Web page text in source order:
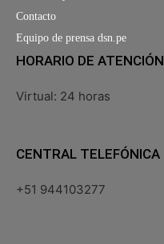
Contacto
Equipo de prensa dsn.pe
HORARIO DE ATENCIÓN
Virtual: 24 horas
CENTRAL TELEFÓNICA
+51 944103277